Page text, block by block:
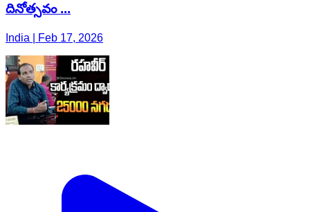
దినోత్సవం ...
India | Feb 17, 2026